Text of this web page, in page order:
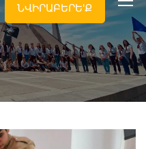
ՆՎԻՐԱԲԵՐԵ'Ք